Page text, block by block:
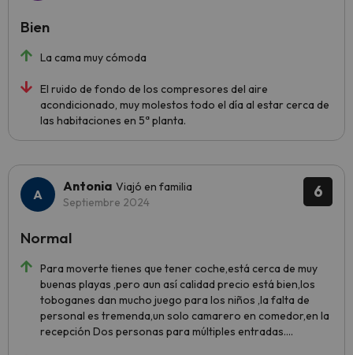
La cama muy cómoda
El ruido de fondo de los compresores del aire
acondicionado, muy molestos todo el día al estar cerca de
las habitaciones en 5ª planta.
Bien
6
Antonia Viajó en familia
Septiembre 2024
Para moverte tienes que tener coche,está cerca de muy
buenas playas ,pero aun así calidad precio está bien,los
toboganes dan mucho juego para los niños ,la falta de
personal es tremenda,un solo camarero en comedor,en la
recepción Dos personas para múltiples entradas....
Normal